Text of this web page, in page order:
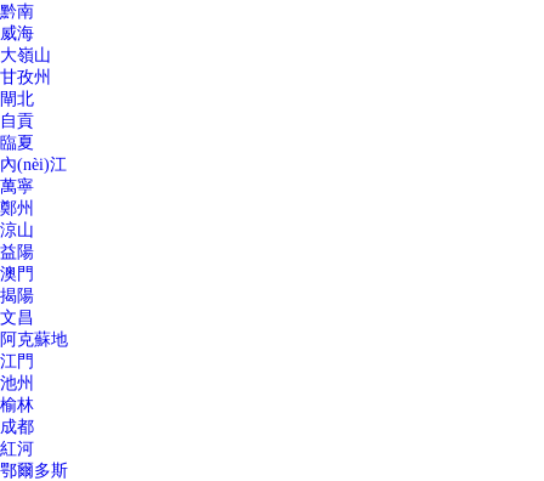
黔南
威海
大嶺山
甘孜州
閘北
自貢
臨夏
內(nèi)江
萬寧
鄭州
涼山
益陽
澳門
揭陽
文昌
阿克蘇地
江門
池州
榆林
成都
紅河
鄂爾多斯